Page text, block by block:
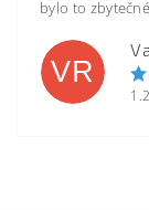
bylo to
VR